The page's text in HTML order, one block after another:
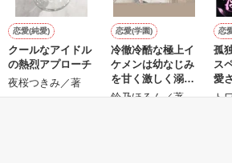
作品を読む
＊。.・＊・.。＊
タイムリミットまであと少し
(ふじみや けいいち)
作品を読む
恋愛(純愛)
クールなアイドル
の熱烈アプローチ
夜桜つきみ／著
恋愛(学園)
冷徹冷酷な極上イ
ケメンは幼なじみ
を甘く激しく溺愛
したい。
鈴乃ほるん／著
恋
孤
ス
愛
ト